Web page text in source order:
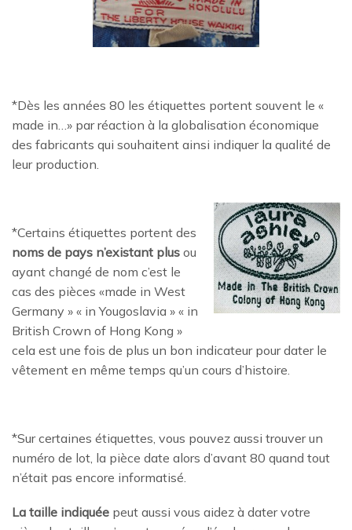
*Dès les années 80 les étiquettes portent souvent le «
made in…» par réaction à la globalisation économique
des fabricants qui souhaitent ainsi indiquer la qualité de
leur production.
*Certains étiquettes portent des
noms de pays n’existant plus ou
ayant changé de nom c’est le
cas des pièces «made in West
Germany » « in Yougoslavia » « in
British Crown of Hong Kong »
cela est une fois de plus un bon indicateur pour dater le
vêtement en même temps qu’un cours d’histoire.
*Sur certaines étiquettes, vous pouvez aussi trouver un
numéro de lot, la pièce date alors d’avant 80 quand tout
n’était pas encore informatisé.
La taille indiquée peut aussi vous aidez à dater votre